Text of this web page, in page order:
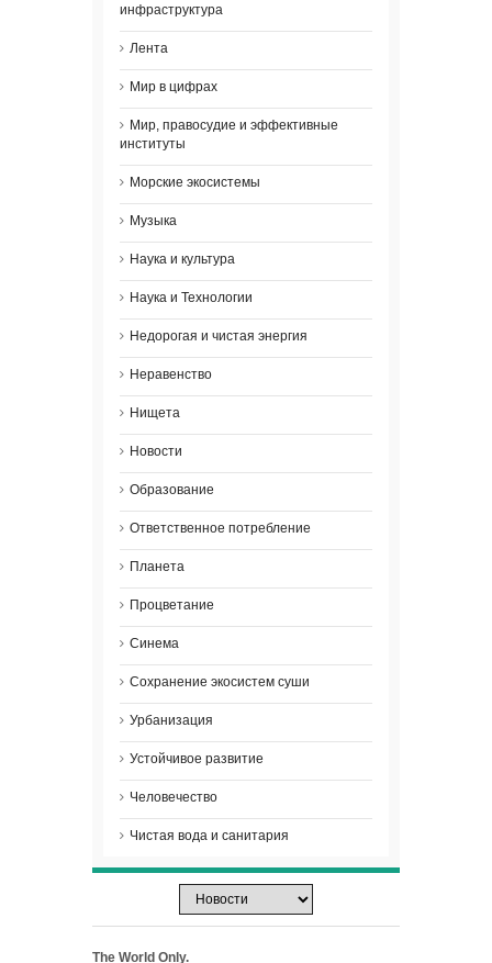
инфраструктура
Лента
Мир в цифрах
Мир, правосудие и эффективные
институты
Морские экосистемы
Музыка
Наука и культура
Наука и Технологии
Недорогая и чистая энергия
Неравенство
Нищета
Новости
Образование
Ответственное потребление
Планета
Процветание
Синема
Сохранение экосистем суши
Урбанизация
Устойчивое развитие
Человечество
Чистая вода и санитария
The World Only.